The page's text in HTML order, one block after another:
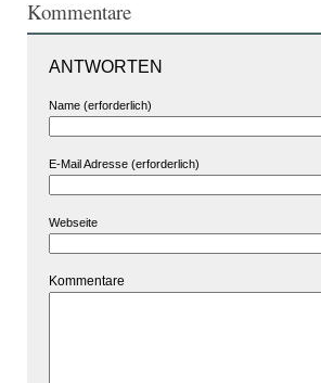
Kommentare
ANTWORTEN
Name (erforderlich)
E-Mail Adresse (erforderlich)
Webseite
Kommentare